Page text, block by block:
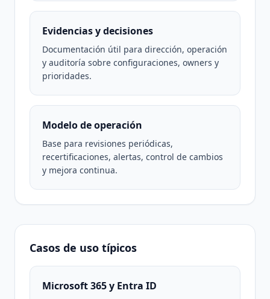
Evidencias y decisiones
Documentación útil para dirección, operación
y auditoría sobre configuraciones, owners y
prioridades.
Modelo de operación
Base para revisiones periódicas,
recertificaciones, alertas, control de cambios
y mejora continua.
Casos de uso típicos
Microsoft 365 y Entra ID